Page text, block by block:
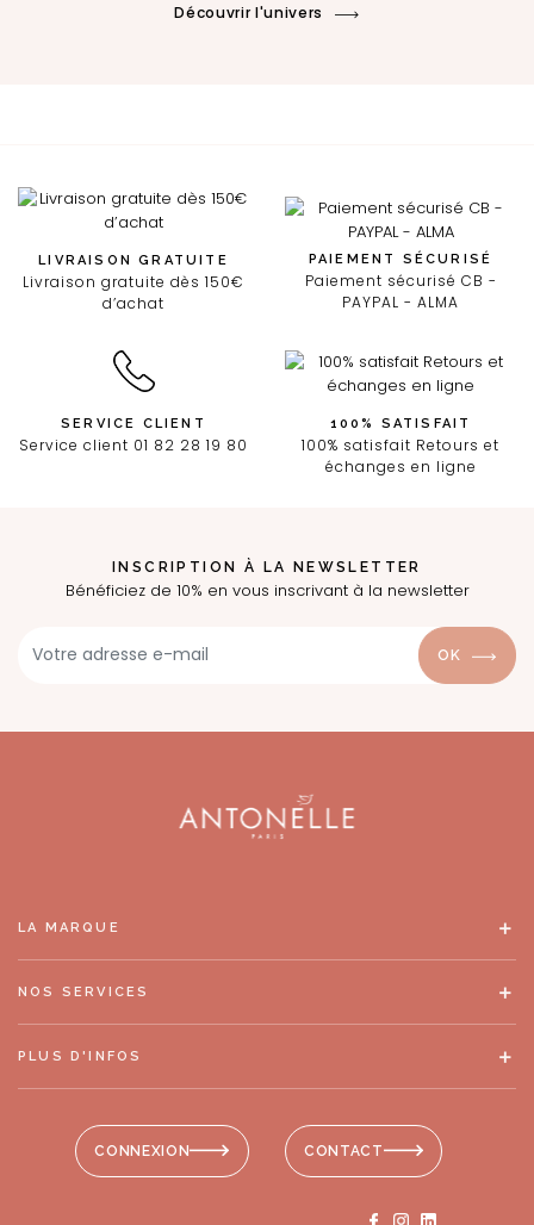
Découvrir l'univers
LIVRAISON GRATUITE
Livraison gratuite dès 150€
d’achat
PAIEMENT SÉCURISÉ
Paiement sécurisé CB -
PAYPAL - ALMA
SERVICE CLIENT
Service client 01 82 28 19 80
100% SATISFAIT
100% satisfait Retours et
échanges en ligne
INSCRIPTION À LA NEWSLETTER
Bénéficiez de 10% en vous inscrivant à la newsletter
OK
CONNEXION CONTACT
LA MARQUE
NOS SERVICES
PLUS D'INFOS